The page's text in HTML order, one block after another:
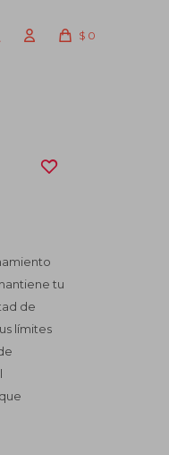
$ 0
tu
de
límites